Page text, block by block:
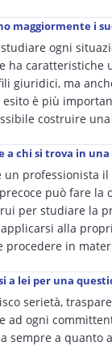
maggiormente i
ogni
ha caratteristiche
giuridici, ma
è più
costruire
a chi si trova in
un professionista
può fare la
per studiare la
alla
procedere in
a lei per una
serietà,
ad ogni
sempre a quanto